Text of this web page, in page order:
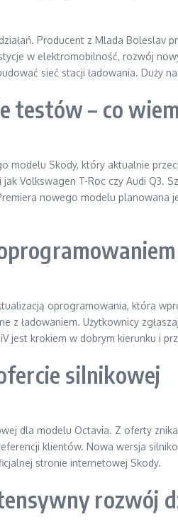
Producent z Mlada
w elektromobilność, rozwój
sieć stacji ładowania. Duży
testów – co
modelu Skody, który aktualnie
Volkswagen T-Roc czy Audi Q3.
nowego modelu planowana
oprogramowania, która
z ładowaniem. Użytkownicy
jest krokiem w dobrym kierunku i
silnikowej
dla modelu Octavia. Z oferty
klientów. Nowa wersja
stronie internetowej Skody.
rozwój